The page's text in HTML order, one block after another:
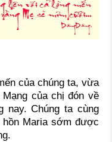
của chúng ta, vừa
của chị đón về
nay. Chúng ta cùng
hồn Maria sớm được